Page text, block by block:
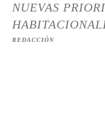
NUEVAS
REDACCIÓN